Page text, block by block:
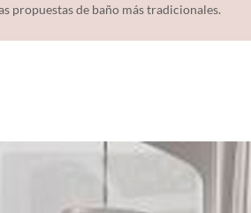
propuestas de baño más tradicionales.